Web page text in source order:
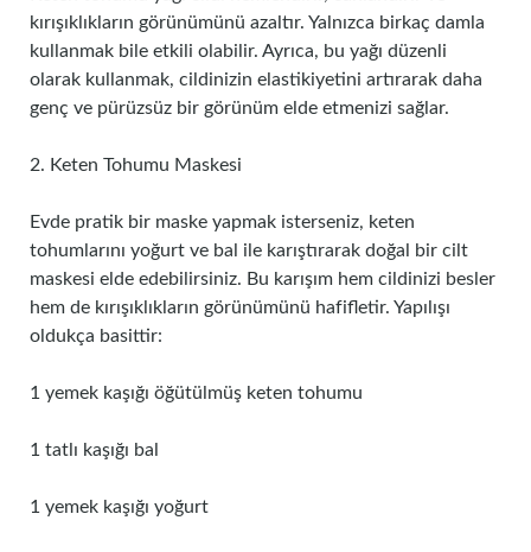
kırışıklıkların görünümünü azaltır. Yalnızca birkaç damla
kullanmak bile etkili olabilir. Ayrıca, bu yağı düzenli
olarak kullanmak, cildinizin elastikiyetini artırarak daha
genç ve pürüzsüz bir görünüm elde etmenizi sağlar.
2. Keten Tohumu Maskesi
Evde pratik bir maske yapmak isterseniz, keten
tohumlarını yoğurt ve bal ile karıştırarak doğal bir cilt
maskesi elde edebilirsiniz. Bu karışım hem cildinizi besler
hem de kırışıklıkların görünümünü hafifletir. Yapılışı
oldukça basittir:
1 yemek kaşığı öğütülmüş keten tohumu
1 tatlı kaşığı bal
1 yemek kaşığı yoğurt